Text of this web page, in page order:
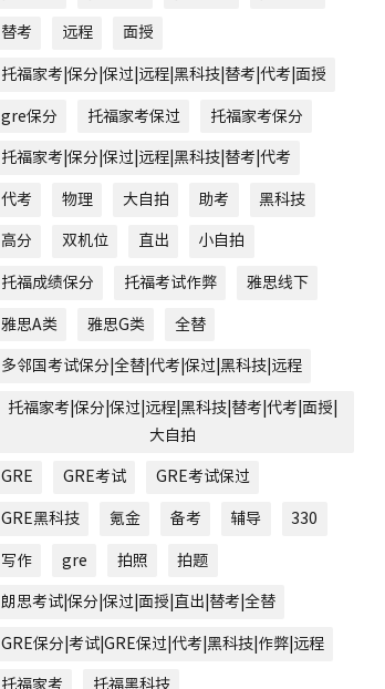
替考 远程 面授
托福家考|保分|保过|远程|黑科技|替考|代考|面授
gre保分 托福家考保过 托福家考保分
托福家考|保分|保过|远程|黑科技|替考|代考
代考 物理 大自拍 助考 黑科技
高分 双机位 直出 小自拍
托福成绩保分 托福考试作弊 雅思线下
雅思A类 雅思G类 全替
多邻国考试保分|全替|代考|保过|黑科技|远程
托福家考|保分|保过|远程|黑科技|替考|代考|面授|
大自拍
GRE GRE考试 GRE考试保过
GRE黑科技 氪金 备考 辅导 330
写作 gre 拍照 拍题
朗思考试|保分|保过|面授|直出|替考|全替
GRE保分|考试|GRE保过|代考|黑科技|作弊|远程
托福家考 托福黑科技